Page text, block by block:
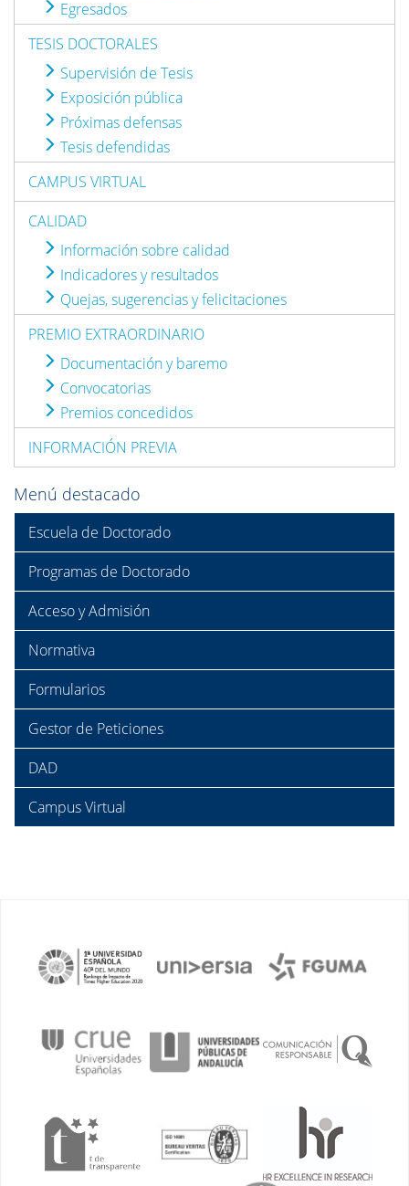
Egresados
TESIS DOCTORALES
Supervisión de Tesis
Exposición pública
Próximas defensas
Tesis defendidas
CAMPUS VIRTUAL
CALIDAD
Información sobre calidad
Indicadores y resultados
Quejas, sugerencias y felicitaciones
PREMIO EXTRAORDINARIO
Documentación y baremo
Convocatorias
Premios concedidos
INFORMACIÓN PREVIA
Menú destacado
Escuela de Doctorado
Programas de Doctorado
Acceso y Admisión
Normativa
Formularios
Gestor de Peticiones
DAD
Campus Virtual